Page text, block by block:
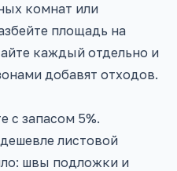
комнат или
площадь на
каждый отдельно и
добавят отходов.
с запасом 5%.
листовой
швы подложки и